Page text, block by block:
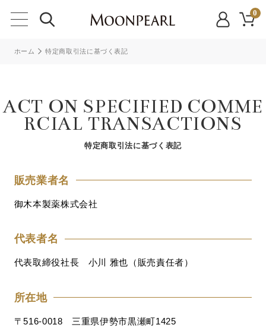
0
ホーム 特定商取引法に基づく表記
ACT ON SPECIFIED COMME
RCIAL TRANSACTIONS
特定商取引法に基づく表記
販売業者名
御木本製薬株式会社
代表者名
代表取締役社長 小川 雅也（販売責任者）
所在地
〒516-0018 三重県伊勢市黒瀬町1425